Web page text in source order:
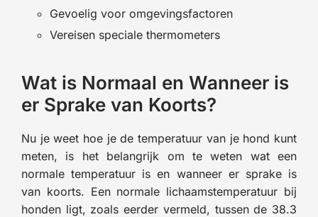
Gevoelig voor omgevingsfactoren
Vereisen speciale thermometers
Wat is Normaal en Wanneer is
er Sprake van Koorts?
Nu je weet hoe je de temperatuur van je hond kunt
meten, is het belangrijk om te weten wat een
normale temperatuur is en wanneer er sprake is
van koorts. Een normale lichaamstemperatuur bij
honden ligt, zoals eerder vermeld, tussen de 38.3